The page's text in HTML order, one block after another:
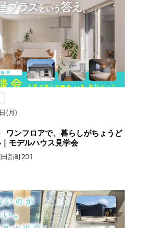
(月)
ンフロアで、暮らしがちょうど
モデルハウス見学会
新町201